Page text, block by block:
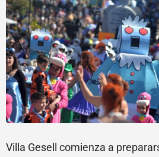
Villa Gesell comienza a